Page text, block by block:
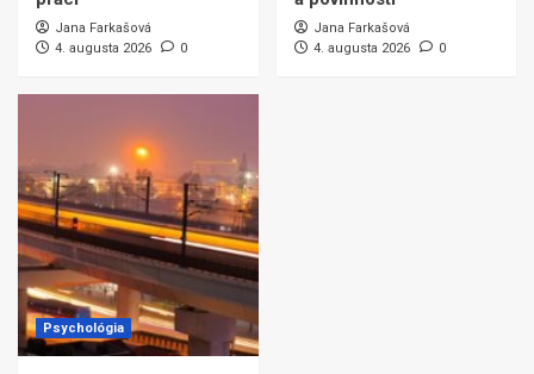
Jana Farkašová
4. augusta 2026
0
Jana Farkašová
4. augusta 2026
0
Psychológia